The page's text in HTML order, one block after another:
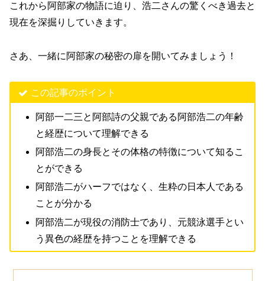
これから阿部家の物語に迫り、浩二さんの驚くべき過去と
現在を深掘りしていきます。
さあ、一緒に阿部家の秘密の扉を開いてみましょう！
この記事のポイント
阿部一二三と阿部詩の父親である阿部浩二の年齢
と経歴について理解できる
阿部浩二の身長とその体格の特徴について知るこ
とができる
阿部浩二がハーフではなく、生粋の日本人である
ことが分かる
阿部浩二が現役の消防士であり、元競泳選手とい
う異色の経歴を持つことを理解できる